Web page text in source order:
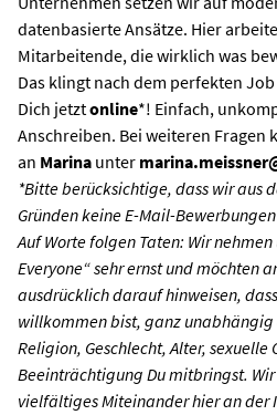
datenbasierte Ansätze. Hier
Mitarbeitende, die wirklich was
Das klingt nach dem perfekten
Dich jetztonline*! Einfach,
Anschreiben. Bei weiteren Fragen
an Marina unter
*Bitte berücksichtige, dass wir aus
Gründen keine E-Mail-
Auf Worte folgen Taten: Wir nehmen
Everyone“ sehr ernst und möchten
ausdrücklich darauf hinweisen,
willkommen bist, ganz unabhängig
Religion, Geschlecht, Alter,
Beeinträchtigung Du mitbringst.
vielfältiges Miteinander hier an der